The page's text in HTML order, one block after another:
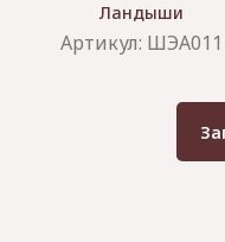
Ландыши
Артикул: ШЭА011